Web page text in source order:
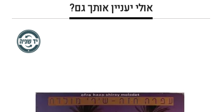
אולי יעניין אותך גם?